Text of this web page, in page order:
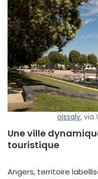
ois­sa­ly, via
Une ville
touristique
Angers, ter­ri­toire